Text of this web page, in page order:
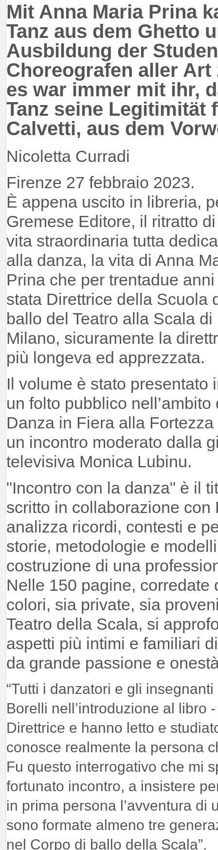
Mit Anna Maria Prina
Tanz aus dem Ghetto
Ausbildung der
Choreografen aller Art
es war immer mit ihr,
Tanz seine Legitimität
Calvetti, aus dem
Nicoletta Curradi
Firenze 27 febbraio 2023.
È appena uscito in libreria,
Gremese Editore, il ritratto
vita straordinaria tutta
alla danza, la vita di Anna
Prina che per trentadue
stata Direttrice della Scuola
ballo del Teatro alla Scala di
Milano, sicuramente la
più longeva ed apprezzata.
Il volume è stato presentato
un folto pubblico
Danza in Fiera alla
un incontro moderato dalla
televisiva Monica Lubinu.
"Incontro con la danza" è il
scritto in collaborazione con
analizza ricordi, contesti e
storie, metodologie e
costruzione di una
Nelle 150 pagine, corredate
colori, sia private, sia
Teatro della Scala, si
aspetti più intimi e familiari
da grande passione e
“Tutti i danzatori e gli
Borelli nell’introduzione al libro
Direttrice e hanno letto e
conosce realmente la persona
Fu questo interrogativo che mi
fortunato incontro, a insistere
in prima persona l’avventura di
sono formate almeno tre
nel Corpo di ballo della Scala”.